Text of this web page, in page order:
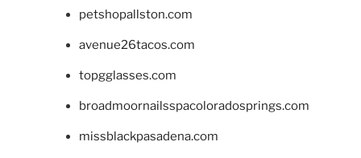
petshopallston.com
avenue26tacos.com
topgglasses.com
broadmoornailsspacoloradosprings.com
missblackpasadena.com